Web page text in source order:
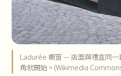
Ladurée 櫥窗 — 店面與禮盒同
角就開始。(Wikimedia